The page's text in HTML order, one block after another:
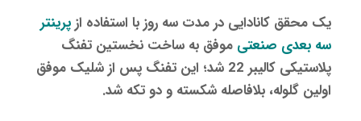
یک محقق کانادایی در مدت سه روز با استفاده ازپرینتر
سه‌ بعدی صنعتی موفق به ساخت نخستین تفنگ
پلاستیکی کالیبر 22 شد؛ این تفنگ پس از شلیک موفق
اولین گلوله،‌ بلافاصله شکسته و دو تکه شد.